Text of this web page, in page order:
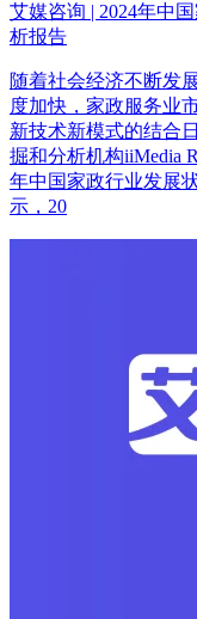
艾媒咨询 | 2024年中
析报告
随着社会经济不断发
度加快，家政服务业
新技术新模式的结合
掘和分析机构iiMedia
年中国家政行业发展
示，20